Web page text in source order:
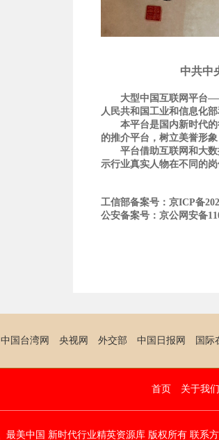
中共中
大型中国互联网平台——
人民共和国工业和信息化
本平台是国内新时代的
的推介平台，树立美誉形象
平台借助互联网和大数
示行业真实人物在不同的
工信部备案号：京ICP备
公安备案号：京公网安备
中国台湾网 央视网 外交部 中国日报网 国际
首页 关于我们
最美中国 新时代行业精英资源库 版权所有 联系方